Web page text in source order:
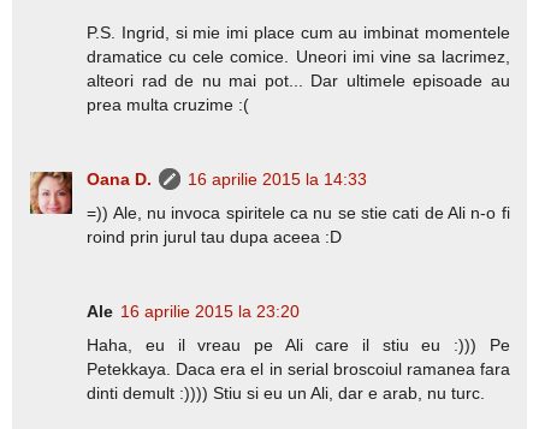
P.S. Ingrid, si mie imi place cum au imbinat momentele
dramatice cu cele comice. Uneori imi vine sa lacrimez,
alteori rad de nu mai pot... Dar ultimele episoade au
prea multa cruzime :(
Oana D.
16 aprilie 2015 la 14:33
=)) Ale, nu invoca spiritele ca nu se stie cati de Ali n-o fi
roind prin jurul tau dupa aceea :D
Ale 16 aprilie 2015 la 23:20
Haha, eu il vreau pe Ali care il stiu eu :))) Pe
Petekkaya. Daca era el in serial broscoiul ramanea fara
dinti demult :)))) Stiu si eu un Ali, dar e arab, nu turc.